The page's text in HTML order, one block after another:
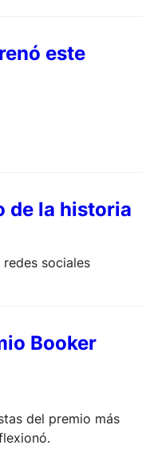
este
de la historia
sociales
Booker
del premio más